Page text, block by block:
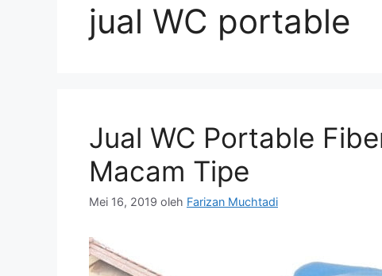
jual WC portable
Jual WC Portable
Macam Tipe
Mei 16, 2019 oleh Farizan Muchtadi